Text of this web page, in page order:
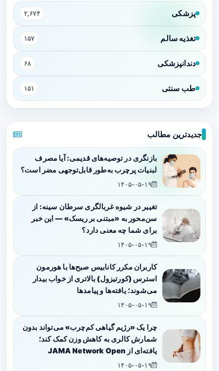
پزشکی ۲,۶۷۴
تغذیه سالم ۱۵۷
دندانپزشکی ۶۸
طب سنتی ۱۵۱
جدیدترین مطالب
بازنگری در توصیه‌های قدیمی: آیا مصرف
لبنیات پرچرب به‌طور قابل‌توجهی مضر است؟
۱۴۰۵-۰۵-۱۹
تغییر در شیوه غربالگری سرطان سینه: از
سن‌محور به «مبتنی بر ریسک» — این خبر
برای شما چه معنی دارد؟
۱۴۰۵-۰۵-۱۹
کاربران مکرر کانابیس صبح‌ها با هورمون
استرس (کورتیزول) بالاتری از خواب بیدار
می‌شوند؛ یافته‌ها و پیامدها
۱۴۰۵-۰۵-۱۹
چرا یک «رژیم گیاهی کم‌چرب» می‌تواند بدون
شمارش کالری به کاهش وزن کمک کند؛
یافته‌ای از JAMA Network Open
۱۴۰۵-۰۵-۱۹